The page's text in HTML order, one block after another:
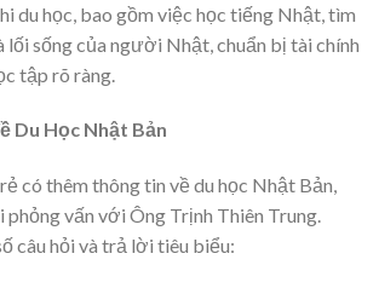
du học, bao gồm việc học tiếng Nhật, tìm
lối sống của người Nhật, chuẩn bị tài chính
tập rõ ràng.
Du Học Nhật Bản
có thêm thông tin về du học Nhật Bản,
vấn với Ông Trịnh Thiên Trung.
câu hỏi và trả lời tiêu biểu: